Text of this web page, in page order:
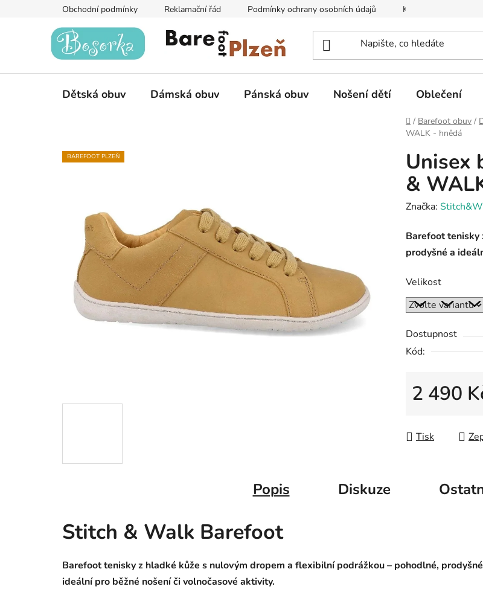
Obchodní podmínky Reklamační řád Podmínky ochrany osobních údajů Kontakty na prodejny
Dětská obuv Dámská obuv Pánská obuv Nošení dětí Oblečení
Domů
/ Barefoot obuv /
WALK - hnědá
Unisex
&
Značka:
Barefoot tenisky
prodyšné a
Velikost
Dostupnost
Kód:
2 490
Tisk
BAREFOOT PLZEŇ
Popis Diskuze
Stitch & Walk Barefoot
Barefoot tenisky z hladké kůže s nulovým dropem a flexibilní podrážkou – pohodlné,
ideální pro běžné nošení či volnočasové aktivity.